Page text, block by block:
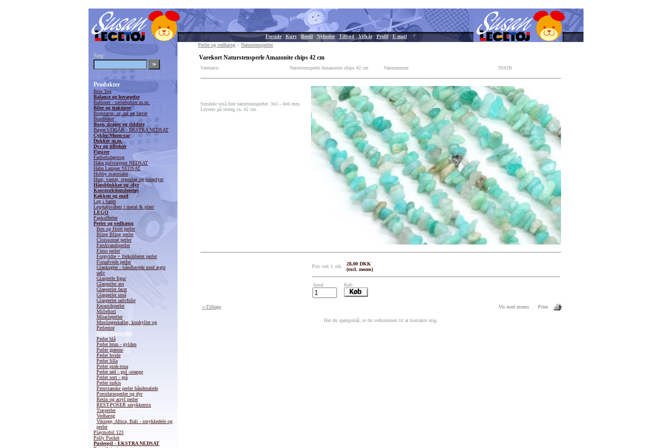
Forside| Kurv| Bestil| Nyheder| Tilbud |Vilkår| Profil| E-mail
Søg:
Produkter
Brio Tog
Balance og bevægelse
Balloner - sæbebobler m.m.
Biler og traktorer
Bogstaver, ur, tal og farver
Bordteater
Borg, drager og riddere
Bøger UDGÅR - EKSTRA NEDSAT
Cykler/Moon-car
Dukker m.m.
Dyr og tilbehør
Figurer
Fødselsdagstog
Haba gulvtæpper NEDSAT
Haba Lamper NEDSAT
Hobby materialer
Huer, vanter, regnslag og paraplyer
Hånddukker og -dyr
Konstruktionslegetøj
Køkken og mad
Leg i badet
Legetøjsvåben i metal & plast
LEGO
Papkufferter
Perler og vedhæng
Ben og Horn perler
Bling Bling perler
Cloissonné perler
Ferskvandsperler
Fimo perler
Forgyldte + forkobberet perler
Forsølvede perler
Glaskugler - håndlavede med ægte
sølv
Glasperle figur
Glasperler ass
Glasperler facet
Glasperler små
Glasperler sølvfolie
Keramikperler
Millefiori
Miracleperler
Muslingeskaller, konkylier og
Perlemor
Naturstensperler
Perler blå
Perler brun - gylden
Perler grønne
Perler hvide
Perler lilla
Perler pink-rosa
Perler rød - gul -orange
Perler sort - grå
Perler turkis
Peruvianske perler håndmalede
Porcelænsperler og dyr
Resin og acryl perler
REST-POSER smykkemix
Træperler
Vedhæng
Vikinge, Africa, Bali - smykkedele og
perler
Playmobil 123
Polly Pocket
Puslespil - EKSTRA NEDSAT
Perler og vedhæng » Naturstensperler
Varekort Naturstensperle Amazonite chips 42 cm
Varenavn Naturstensperle Amazonite chips 42 cm Varenummer 9342B
Smukke små fine naturstensperler. 3x5 - 4x6 mm.
Leveres på streng ca. 42 cm.
Pris ved 1 stk.
28,00 DKK
(excl. moms)
Antal Køb
«-Tilbage Vis med moms Print
Har du spørgsmål, er du velkommen til at kontakte mig.